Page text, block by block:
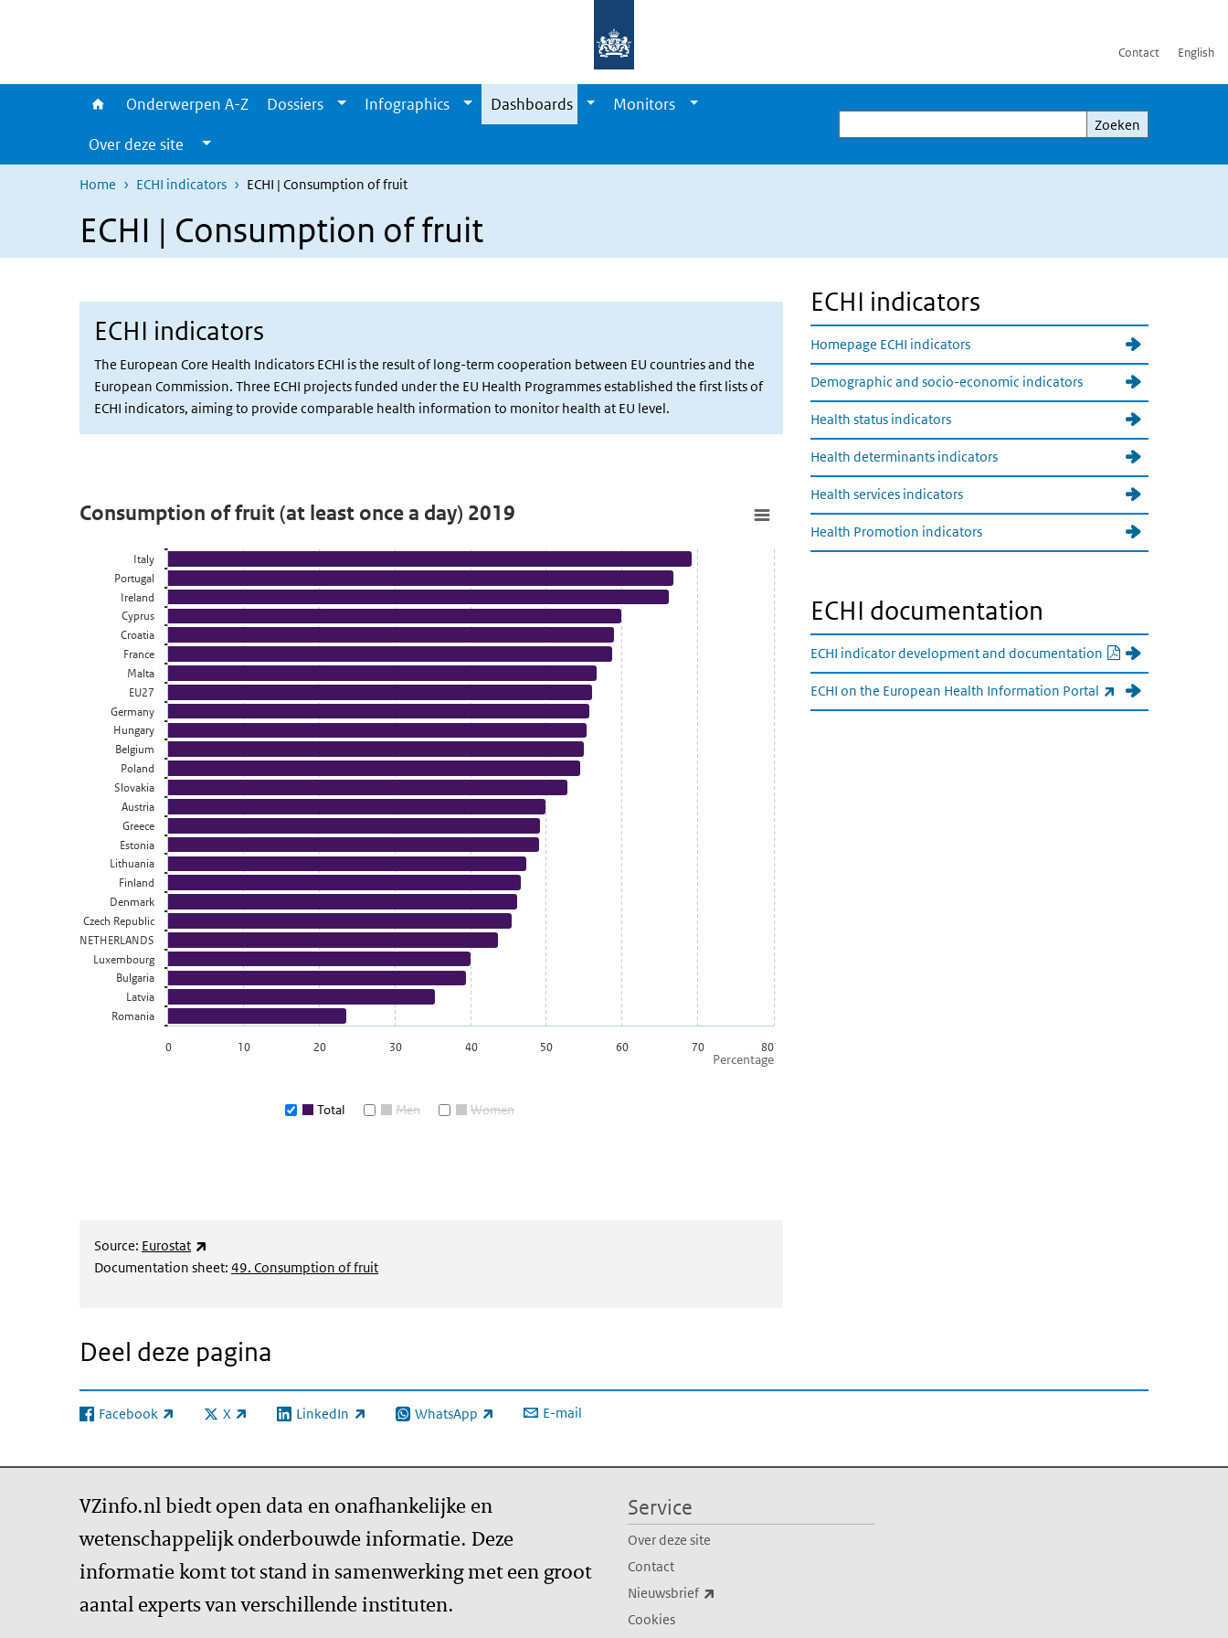
Contact English
Onderwerpen A-Z Dossiers Infographics Dashboards
Monitors
Over deze site
Zoeken
Zoeken
Home ECHI indicators ECHI | Consumption of fruit
ECHI | Consumption of fruit
ECHI indicators
The European Core Health Indicators ECHI is the result of long-term cooperation between EU countries and the
European Commission. Three ECHI projects funded under the EU Health Programmes established the first lists of
ECHI indicators, aiming to provide comparable health information to monitor health at EU level.
Consumption of fruit (at least once a day) 2019
Bekijk als data tabel.
De grafiek heeft 1 X-as die categories weergeeft.
De grafiek heeft 1 Y-as die Percentage weergeeft.
Percentage
Consumption of fruit (at least once a day) 2019
0 10 20 30 40 50 60 70 80
Italy
Portugal
Ireland
Cyprus
Croatia
France
Malta
EU27
Germany
Hungary
Belgium
Poland
Slovakia
Austria
Greece
Estonia
Lithuania
Finland
Denmark
Czech Republic
NETHERLANDS
Luxembourg
Bulgaria
Latvia
Romania
Total Men Women
Source: Eurostat
Documentation sheet: 49. Consumption of fruit
ECHI indicators
Homepage ECHI indicators
Demographic and socio-economic indicators
Health status indicators
Health determinants indicators
Health services indicators
Health Promotion indicators
ECHI documentation
ECHI indicator development and documentation PDF document
ECHI on the European Health Information Portal (externe link)
Deel deze pagina
Facebook
(externe link) X
(externe link) LinkedIn
(externe link) WhatsApp
(externe link) E-mail
VZinfo.nl biedt open data en onafhankelijke en
wetenschappelijk onderbouwde informatie. Deze
informatie komt tot stand in samenwerking met een groot
aantal experts van verschillende instituten.
Service
Over deze site
Contact
Nieuwsbrief
Cookies